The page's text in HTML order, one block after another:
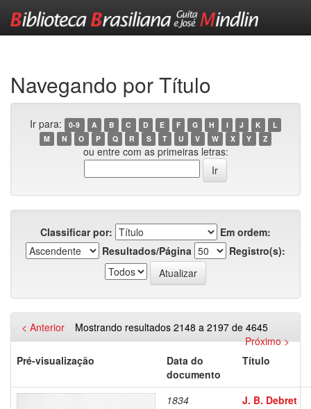
Navegando por Título
Ir para: 0-9 A B C D E F G H I J K
L
M
N O P Q R S T U V W X Y Z
ou entre com as primeiras letras:
Classificar por:
Em ordem:
Resultados/Página
Registro(s):
Mostrando resultados 2148 a 2197 de 4645
< Anterior
Próximo >
Pré-visualização
Data do
documento
Título
1834 J. B. Debret